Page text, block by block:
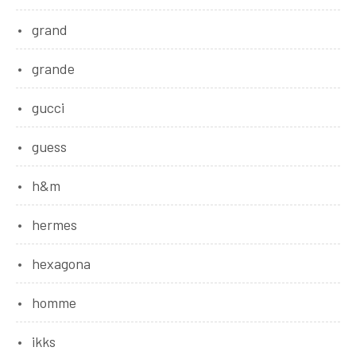
grand
grande
gucci
guess
h&m
hermes
hexagona
homme
ikks